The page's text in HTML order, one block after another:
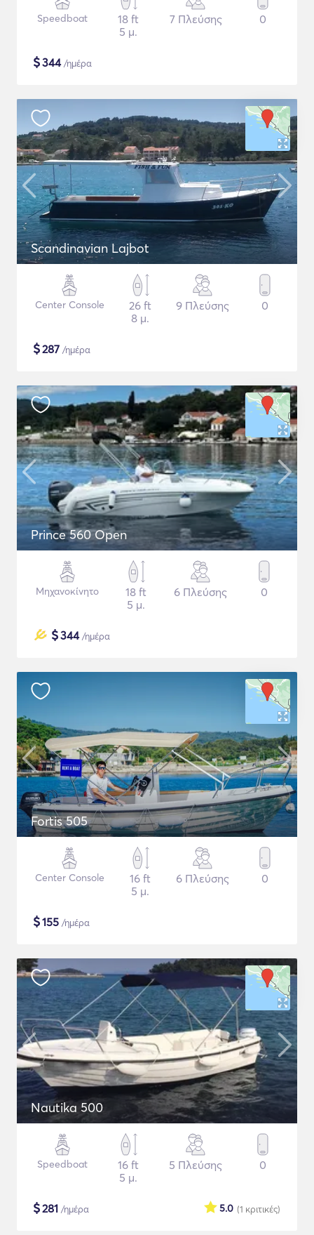
Speedboat
18 ft
5 μ.
7 Πλεύσης 0
$344/ημέρα
Scandinavian Lajbot
Center Console
26 ft
8 μ.
9 Πλεύσης 0
$287 /ημέρα
Prince 560 Open
Μηχανοκίνητο
18 ft
5 μ.
6 Πλεύσης 0
$344/ημέρα
Fortis 505
Center Console
16 ft
5 μ.
6 Πλεύσης 0
$155 /ημέρα
Nautika 500
Speedboat
16 ft
5 μ.
5 Πλεύσης 0
$281 /ημέρα (1 κριτικές)
5.0